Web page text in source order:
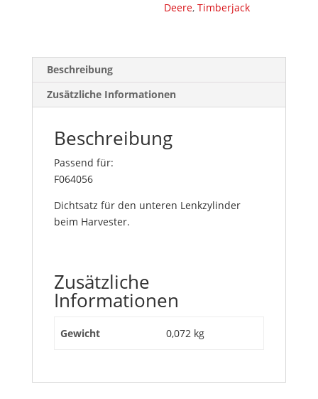
Deere,Timberjack
Beschreibung
Zusätzliche Informationen
Beschreibung
Passend für:
F064056
Dichtsatz für den unteren Lenkzylinder
beim Harvester.
Zusätzliche
Informationen
Gewicht 0,072 kg